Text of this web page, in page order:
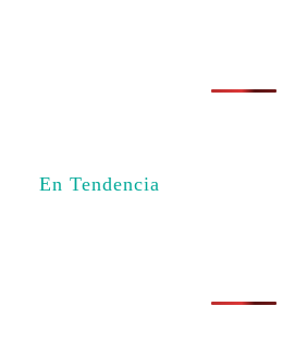
En Tendencia